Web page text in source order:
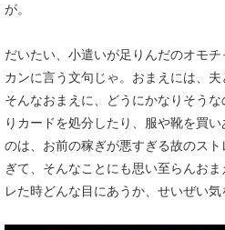
が。
だいたい、小遣いが足りんだのオモ
カンに言う文句じゃ。おまえには、夫
そんなおまえに、どうにかなりそう
りカードを処分したり、服や靴を買
のは、お前の稼ぎが悪すぎる故のス
ぎて、そんなことにも思い至らんお
レた時どんな目にあうか、せいぜい気